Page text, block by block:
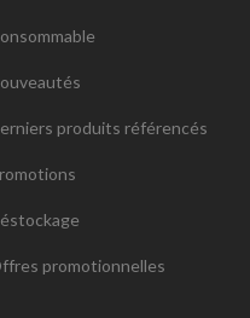
produits référencés
promotionnelles